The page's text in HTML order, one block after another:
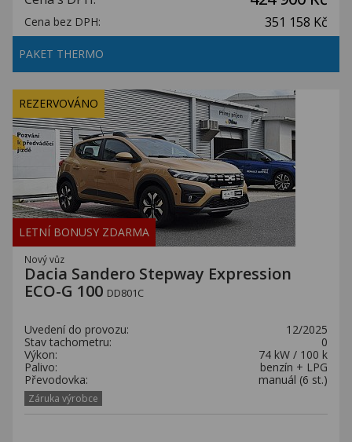
Cena bez DPH: 351 158 Kč
PAKET THERMO
REZERVOVÁNO
LETNÍ BONUSY ZDARMA
Nový vůz
Dacia Sandero Stepway Expression
ECO-G 100 DD801C
Uvedení do provozu:
12/2025
Stav tachometru:
0
Výkon:
74 kW / 100 k
Palivo:
benzín + LPG
Převodovka:
manuál (6 st.)
Záruka výrobce